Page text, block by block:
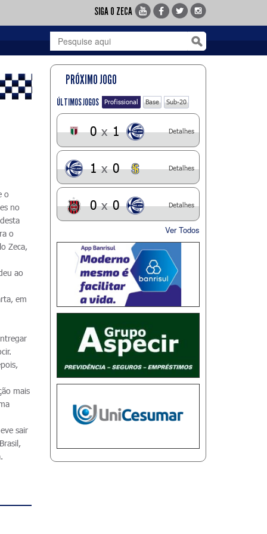
SIGA O ZECA
o
no
o
Zeca,
ao
em
mais
sair
PRÓXIMO JOGO
ÚLTIMOS JOGOS Profissional Base Sub-20
0 x 1 Detalhes
1 x 0 Detalhes
0 x 0 Detalhes
Ver Todos